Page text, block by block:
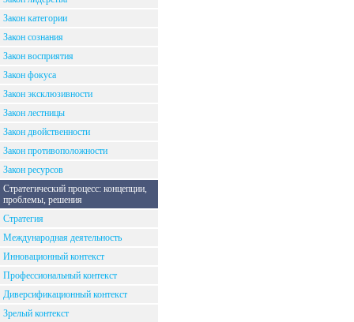
Закон категории
Закон сознания
Закон восприятия
Закон фокуса
Закон эксклюзивности
Закон лестницы
Закон двойственности
Закон противоположности
Закон ресурсов
Стратегический процесс: концепции,
проблемы, решения
Стратегия
Международная деятельность
Инновационный контекст
Профессиональный контекст
Диверсификационный контекст
Зрелый контекст